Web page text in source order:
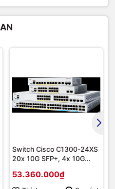
Switch Cisco C1300-24XS
20x 10G SFP+, 4x 10G
Hàng chính hãng
53.360.000₫